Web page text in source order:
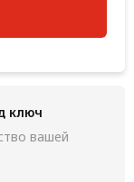
ключ
вашей